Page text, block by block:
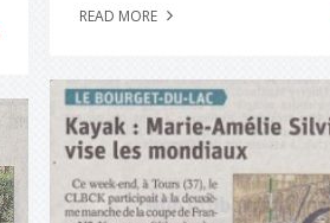
READ MORE